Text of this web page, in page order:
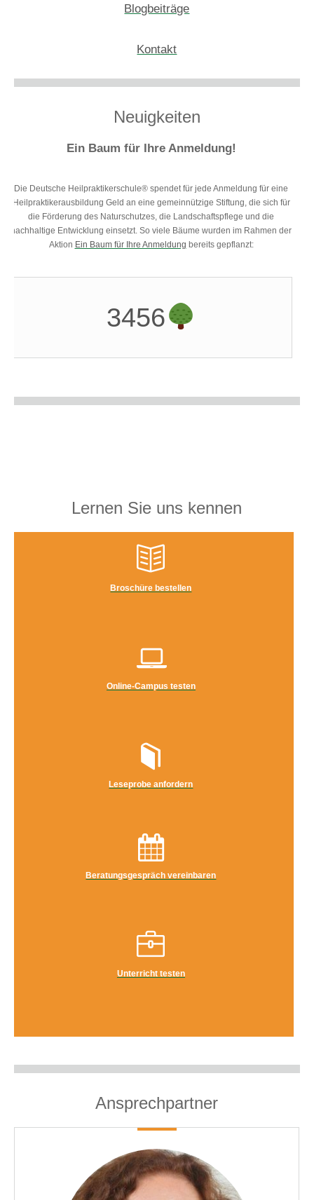
Blogbeiträge
Kontakt
Neuigkeiten
Ein Baum für Ihre Anmeldung!
Die Deutsche Heilpraktikerschule® spendet für jede Anmeldung für eine
Heilpraktikerausbildung Geld an eine gemeinnützige Stiftung, die sich für
die Förderung des Naturschutzes, die Landschaftspflege und die
nachhaltige Entwicklung einsetzt. So viele Bäume wurden im Rahmen der
Aktion Ein Baum für Ihre Anmeldung bereits gepflanzt:
3456
Lernen Sie uns kennen
Broschüre bestellen
Online-Campus testen
Leseprobe anfordern
Beratungsgespräch vereinbaren
Unterricht testen
Ansprechpartner